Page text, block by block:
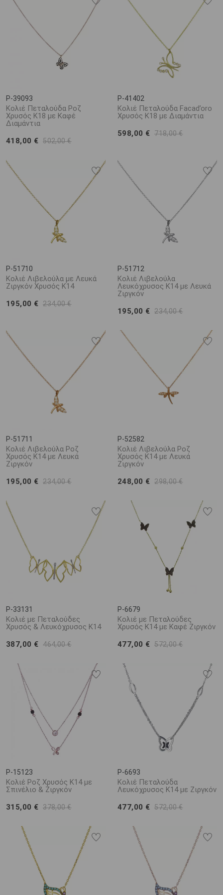
P-39093
Κολιέ Πεταλούδα Ροζ
Χρυσός Κ18 με Καφέ
Διαμάντια
418,00 € 502,00 €
P-41402
Κολιέ Πεταλούδα Facad’oro
Χρυσός Κ18 με Διαμάντια
598,00 € 718,00 €
P-51710
Κολιέ Λιβελούλα με Λευκά
Ζιργκόν Χρυσός Κ14
195,00 € 234,00 €
P-51712
Κολιέ Λιβελούλα
Λευκόχρυσος Κ14 με Λευκά
Ζιργκόν
195,00 € 234,00 €
P-51711
Κολιέ Λιβελούλα Ροζ
Χρυσός Κ14 με Λευκά
Ζιργκόν
195,00 € 234,00 €
P-52582
Κολιέ Λιβελούλα Ροζ
Χρυσός Κ14 με Λευκά
Ζιργκόν
248,00 € 298,00 €
P-33131
Κολιέ με Πεταλούδες
Χρυσός & Λευκόχρυσος Κ14
387,00 € 464,00 €
P-6679
Κολιέ με Πεταλούδες
Χρυσός Κ14 με Καφέ Ζιργκόν
477,00 € 572,00 €
P-15123
Κολιέ Ροζ Χρυσός Κ14 με
Σπινέλιο & Ζιργκόν
315,00 € 378,00 €
P-6693
Κολιέ Πεταλούδα
Λευκόχρυσος Κ14 με Ζιργκόν
477,00 € 572,00 €